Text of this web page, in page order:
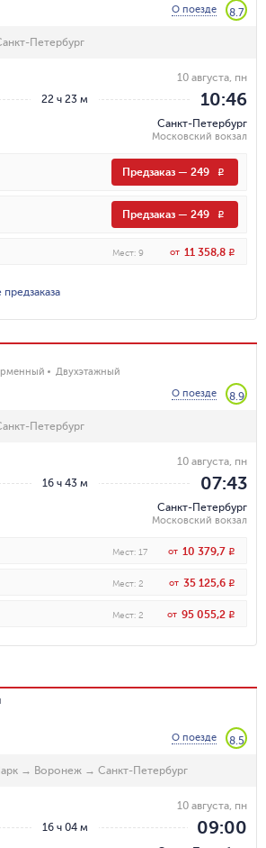
О поезде 8.7
Петербург
22 ч 23 м
10 августа, пн
10:46
Санкт-Петербург
Московский вокзал
Предзаказ — 249 R
Предзаказ — 249 R
Мест: 9 от 11 358,8 R
Двухэтажный
О поезде 8.9
Петербург
16 ч 43 м
10 августа, пн
07:43
Санкт-Петербург
Московский вокзал
Мест: 17 от 10 379,7 R
Мест: 2 от 35 125,6 R
Мест: 2 от 95 055,2 R
О поезде 8.5
→ Воронеж → Санкт-Петербург
16 ч 04 м
10 августа, пн
09:00